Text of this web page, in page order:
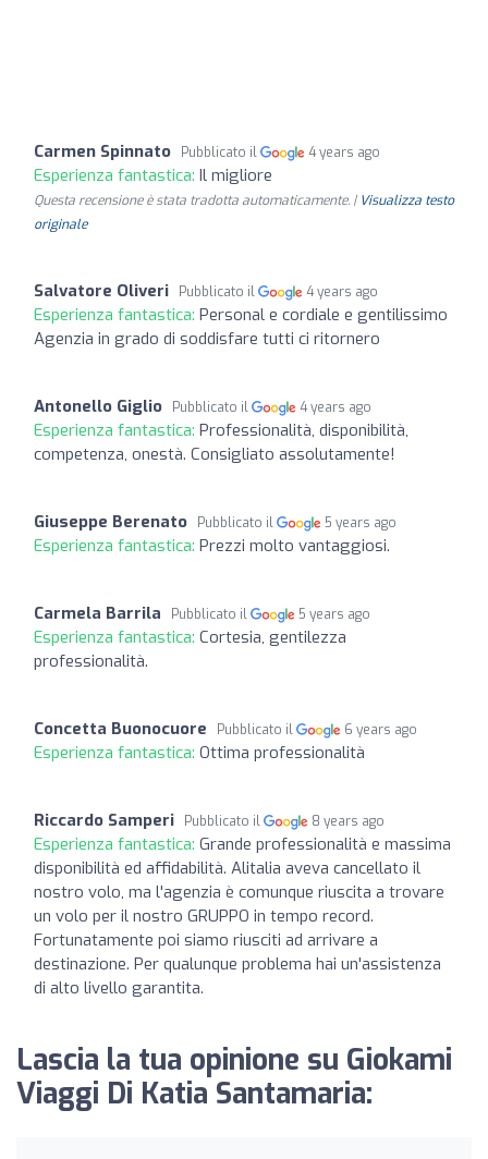
Carmen Spinnato Pubblicato il 4 years ago
Esperienza fantastica: Il migliore
Questa recensione è stata tradotta automaticamente. | Visualizza testo
originale
Salvatore Oliveri Pubblicato il 4 years ago
Esperienza fantastica: Personal e cordiale e gentilissimo
Agenzia in grado di soddisfare tutti ci ritornero
Antonello Giglio Pubblicato il 4 years ago
Esperienza fantastica: Professionalità, disponibilità,
competenza, onestà. Consigliato assolutamente!
Giuseppe Berenato Pubblicato il 5 years ago
Esperienza fantastica: Prezzi molto vantaggiosi.
Carmela Barrila Pubblicato il 5 years ago
Esperienza fantastica: Cortesia, gentilezza
professionalità.
Concetta Buonocuore Pubblicato il 6 years ago
Esperienza fantastica: Ottima professionalità
Riccardo Samperi Pubblicato il 8 years ago
Esperienza fantastica: Grande professionalità e massima
disponibilità ed affidabilità. Alitalia aveva cancellato il
nostro volo, ma l'agenzia è comunque riuscita a trovare
un volo per il nostro GRUPPO in tempo record.
Fortunatamente poi siamo riusciti ad arrivare a
destinazione. Per qualunque problema hai un'assistenza
di alto livello garantita.
Lascia la tua opinione su Giokami
Viaggi Di Katia Santamaria: